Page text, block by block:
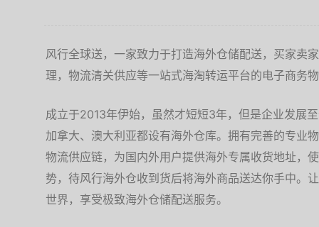
风行全球送，一家致力于打造海外仓储配送，买家卖
理，物流清关供应等一站式海淘转运平台的电子商务
成立于2013年伊始，虽然才短短3年，但是企业发展
加拿大、澳大利亚都设有海外仓库。拥有完善的专业
物流供应链，为国内外用户提供海外专属收货地址，
势，待风行海外仓收到货后将海外商品送达你手中。
世界，享受极致海外仓储配送服务。